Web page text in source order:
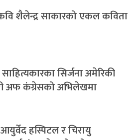
शैलेन्द्र साकारको एकल कविता
सिर्जना अमेरिकी
अफ कंग्रेसको अभिलेखमा
हस्पिटल र चिरायु